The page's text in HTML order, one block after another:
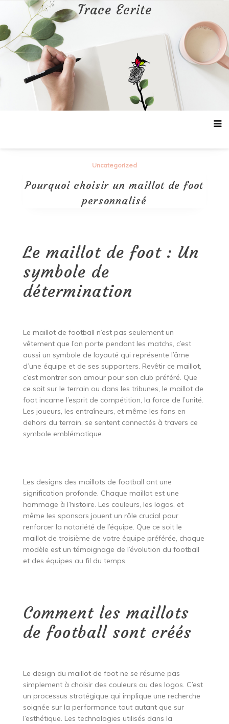
contenu
Trace Ecrite
Uncategorized
Pourquoi choisir un maillot de foot
personnalisé
Le maillot de foot : Un
symbole de
détermination
Le maillot de football n’est pas seulement un
vêtement que l’on porte pendant les matchs, c’est
aussi un symbole de loyauté qui représente l’âme
d’une équipe et de ses supporters. Revêtir ce maillot,
c’est montrer son amour pour son club préféré. Que
ce soit sur le terrain ou dans les tribunes, le maillot de
foot incarne l’esprit de compétition, la force de l’unité.
Les joueurs, les entraîneurs, et même les fans en
dehors du terrain, se sentent connectés à travers ce
symbole emblématique.
Les designs des maillots de football ont une
signification profonde. Chaque maillot est une
hommage à l’histoire. Les couleurs, les logos, et
même les sponsors jouent un rôle crucial pour
renforcer la notoriété de l’équipe. Que ce soit le
maillot de troisième de votre équipe préférée, chaque
modèle est un témoignage de l’évolution du football
et des équipes au fil du temps.
Comment les maillots
de football sont créés
Le design du maillot de foot ne se résume pas
simplement à choisir des couleurs ou des logos. C’est
un processus stratégique qui implique une recherche
soignée sur la performance tout autant que sur
l’esthétique. Les technologies utilisés dans la